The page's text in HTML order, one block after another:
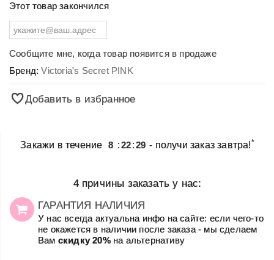
Этот товар закончился
Сообщите мне, когда товар появится в продаже
Бренд:Victoria's Secret PINK
Добавить в избранное
Закажи в течение 8 :22:29 - получи заказ завтра!*
4 причины заказать у нас:
ГАРАНТИЯ НАЛИЧИЯ
У нас всегда актуальна инфо на сайте: если чего-то
не окажется в наличии после заказа - мы сделаем
Вам скидку 20%на альтернативу